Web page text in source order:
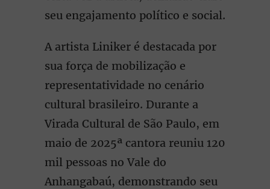
seu engajamento político e social.
A artista Liniker é destacada por
sua força de mobilização e
representatividade no cenário
cultural brasileiro. Durante a
Virada Cultural de São Paulo, em
maio de 2025ª cantora reuniu 120
mil pessoas no Vale do
Anhangabaú, demonstrando seu